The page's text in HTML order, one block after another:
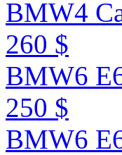
BMW4
260 $
BMW6
250 $
BMW6